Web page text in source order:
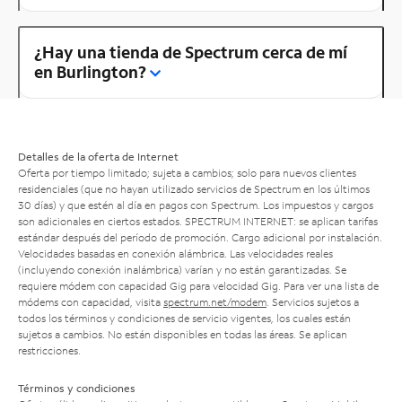
¿Hay una tienda de Spectrum cerca de mí
en Burlington?
Detalles de la oferta de Internet
Oferta por tiempo limitado; sujeta a cambios; solo para nuevos clientes
residenciales (que no hayan utilizado servicios de Spectrum en los últimos
30 días) y que estén al día en pagos con Spectrum. Los impuestos y cargos
son adicionales en ciertos estados. SPECTRUM INTERNET: se aplican tarifas
estándar después del período de promoción. Cargo adicional por instalación.
Velocidades basadas en conexión alámbrica. Las velocidades reales
(incluyendo conexión inalámbrica) varían y no están garantizadas. Se
requiere módem con capacidad Gig para velocidad Gig. Para ver una lista de
módems con capacidad, visita spectrum.net/modem . Servicios sujetos a
todos los términos y condiciones de servicio vigentes, los cuales están
sujetos a cambios. No están disponibles en todas las áreas. Se aplican
restricciones.
Términos y condiciones